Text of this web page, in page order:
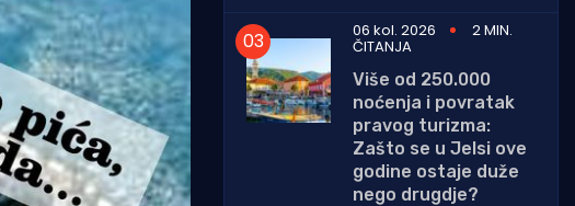
06 kol. 2026
2 MIN.
ČITANJA
Više od 250.000
noćenja i povratak
pravog turizma:
Zašto se u Jelsi ove
godine ostaje duže
nego drugdje?